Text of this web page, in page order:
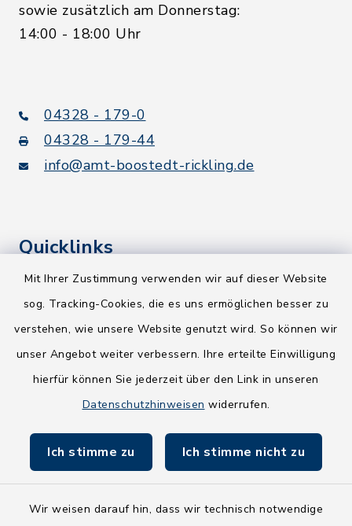
Mit Ihrer Zustimmung verwenden wir auf dieser Website
sog. Tracking-Cookies, die es uns ermöglichen besser zu
verstehen, wie unsere Website genutzt wird. So können wir
unser Angebot weiter verbessern. Ihre erteilte Einwilligung
hierfür können Sie jederzeit über den Link in unseren
Datenschutzhinweisen widerrufen.
Ich stimme zu Ich stimme nicht zu
Wir weisen darauf hin, dass wir technisch notwendige
sowie zusätzlich am Donnerstag:
14:00 - 18:00 Uhr
04328 - 179-0
04328 - 179-44
info@amt-boostedt-rickling.de
Quicklinks
Kreis Segeberg
NEU! Amtsbroschüre 2026
Holsteiner Auenland
Fundbüro